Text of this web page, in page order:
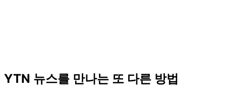
YTN 뉴스를 만나는 또 다른 방법